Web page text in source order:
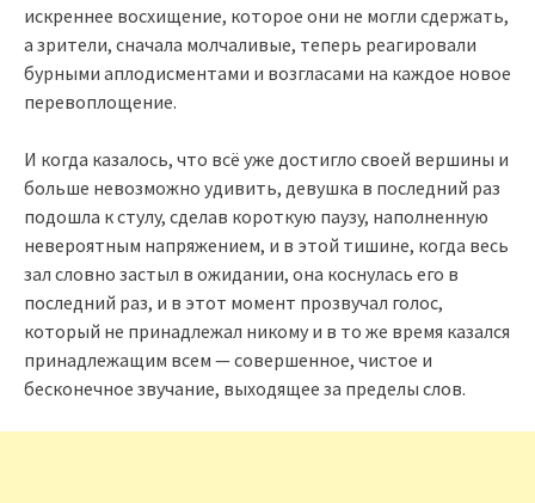
искреннее восхищение, которое они не могли сдержать,
а зрители, сначала молчаливые, теперь реагировали
бурными аплодисментами и возгласами на каждое новое
перевоплощение.
И когда казалось, что всё уже достигло своей вершины и
больше невозможно удивить, девушка в последний раз
подошла к стулу, сделав короткую паузу, наполненную
невероятным напряжением, и в этой тишине, когда весь
зал словно застыл в ожидании, она коснулась его в
последний раз, и в этот момент прозвучал голос,
который не принадлежал никому и в то же время казался
принадлежащим всем — совершенное, чистое и
бесконечное звучание, выходящее за пределы слов.